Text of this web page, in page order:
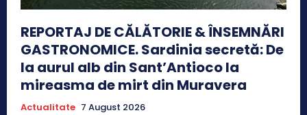
REPORTAJ DE CĂLĂTORIE & ÎNSEMNĂRI
GASTRONOMICE. Sardinia secretă: De
la aurul alb din Sant’Antioco la
mireasma de mirt din Muravera
Actualitate 7 August 2026